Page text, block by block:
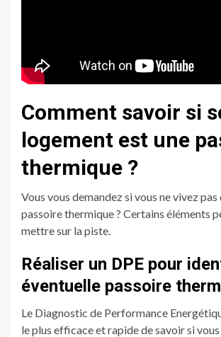
Comment savoir si
logement est une
thermique ?
Vous vous demandez si vous ne vivez pas
passoire thermique ? Certains éléments
mettre sur la piste.
Réaliser un DPE pour
éventuelle passoire
Le Diagnostic de Performance
le plus efficace et rapide de savoir si